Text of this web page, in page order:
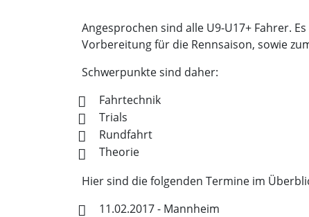
Angesprochen sind alle U9-U17+ Fahrer.
Vorbereitung für die Rennsaison, sowie
Schwerpunkte sind daher:
Fahrtechnik
Trials
Rundfahrt
Theorie
Hier sind die folgenden Termine im
11.02.2017 - Mannheim